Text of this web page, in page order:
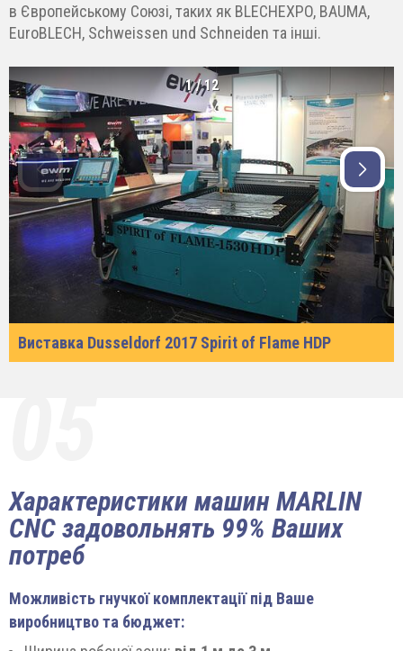
в Європейському Союзі, таких як BLECHEXPO, BAUMA,
EuroBLECH, Schweissen und Schneiden та інші.
Виставка Dusseldorf 2017 Spirit of Flame HDP
1/12
Характеристики машин MARLIN
CNC задовольнять 99% Ваших
потреб
Можливість гнучкої комплектації під Ваше
виробництво та бюджет: